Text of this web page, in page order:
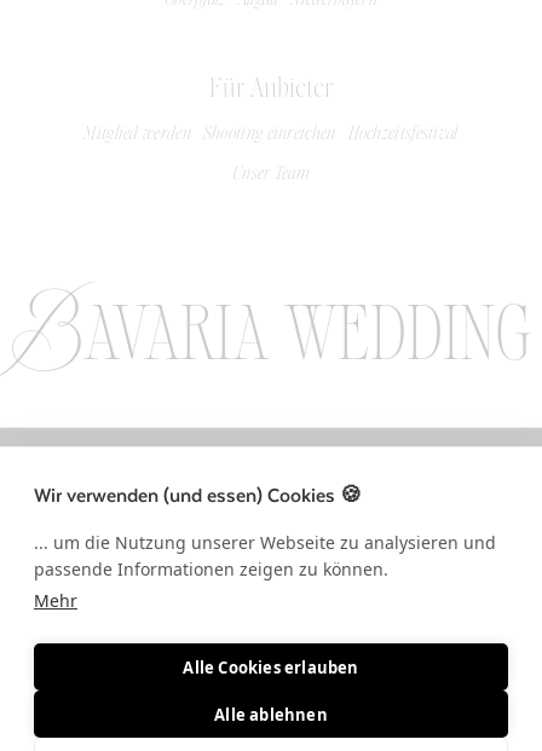
Wir verwenden (und essen) Cookies 🍪
... um die Nutzung unserer Webseite zu analysieren und
passende Informationen zeigen zu können.
Mehr
Alle Cookies erlauben
Alle ablehnen
Für Anbieter
Mitglied werden Shooting einreichen Hochzeitsfestival
Unser Team
Bavaria wedding